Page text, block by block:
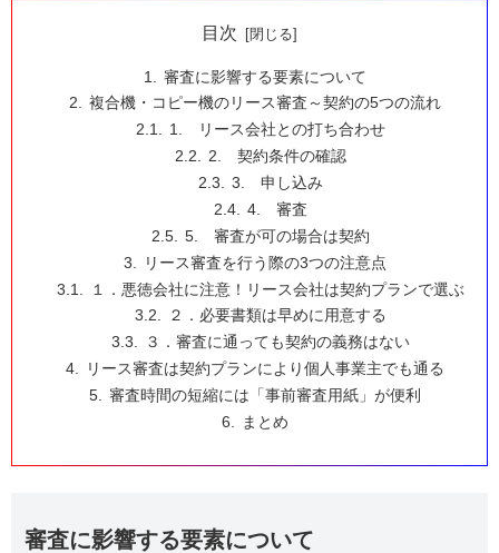
目次
審査に影響する要素について
複合機・コピー機のリース審査～契約の5つの流れ
1. リース会社との打ち合わせ
2. 契約条件の確認
3. 申し込み
4. 審査
5. 審査が可の場合は契約
リース審査を行う際の3つの注意点
１．悪徳会社に注意！リース会社は契約プランで選ぶ
２．必要書類は早めに用意する
３．審査に通っても契約の義務はない
リース審査は契約プランにより個人事業主でも通る
審査時間の短縮には「事前審査用紙」が便利
まとめ
審査に影響する要素について